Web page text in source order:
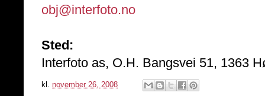
obj@interfoto.no
Sted:
Interfoto as, O.H. Bangsvei 51, 1363
kl. november 26, 2008